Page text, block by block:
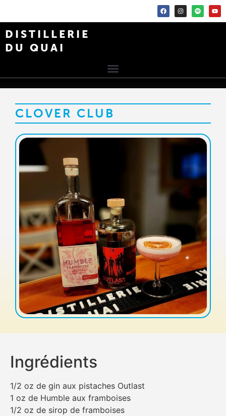
DISTILLERIE
DU QUAI
CLOVER CLUB
Ingrédients
1/2 oz de gin aux pistaches Outlast
1 oz de Humble aux framboises
1/2 oz de sirop de framboises